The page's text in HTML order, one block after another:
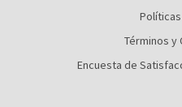
Términos y
Encuesta de